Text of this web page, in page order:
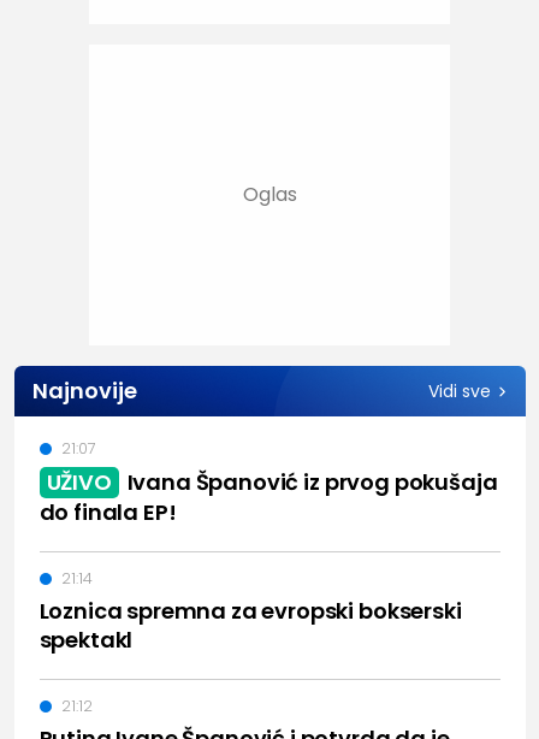
Najnovije Vidi sve
UŽIVO Ivana Španović iz prvog pokušaja
do finala EP!
21:07
Loznica spremna za evropski bokserski
spektakl
21:14
21:12